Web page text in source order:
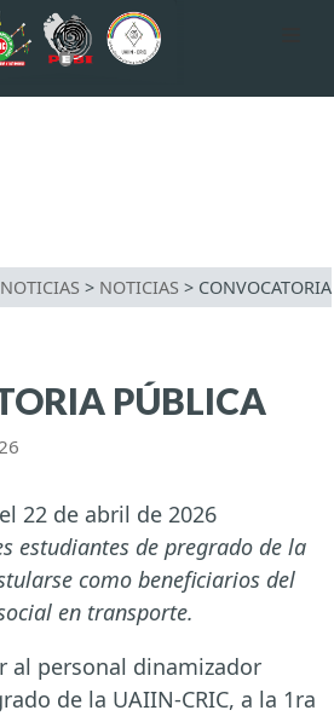
INTERCULTURAL
NOTICIAS > NOTICIAS > CONVOCATORIA
PÚBLICA
22 de abril de 2026
estudiantes de pregrado de la
como beneficiarios del
en transporte.
al personal dinamizador
de la UAIIN-CRIC, a la 1ra